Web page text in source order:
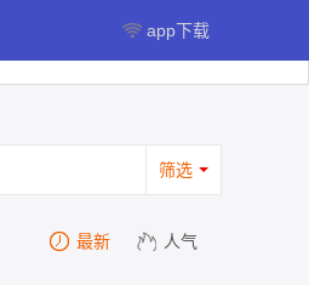
app下载
筛选
最新 人气